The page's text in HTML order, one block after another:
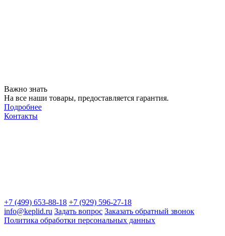
Важно знать
На все наши товары, предоставляется гарантия.
Подробнее
Контакты
+7 (499) 653-88-18 +7 (929) 596-27-18
info@keplid.ru Задать вопрос Заказать обратный звонок
Политика обработки персональных данных